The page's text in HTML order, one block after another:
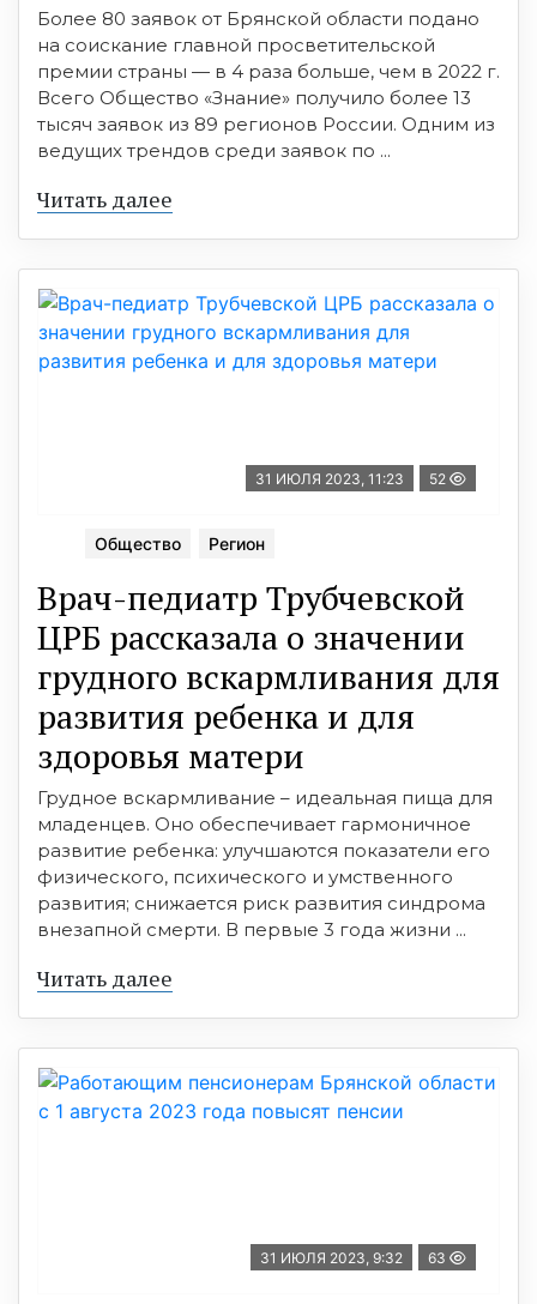
Более 80 заявок от Брянской области подано
на соискание главной просветительской
премии страны — в 4 раза больше, чем в 2022 г.
Всего Общество «Знание» получило более 13
тысяч заявок из 89 регионов России. Одним из
ведущих трендов среди заявок по ...
Читать далее
31 ИЮЛЯ 2023, 11:23 52
Общество Регион
Врач-педиатр Трубчевской
ЦРБ рассказала о значении
грудного вскармливания для
развития ребенка и для
здоровья матери
Грудное вскармливание – идеальная пища для
младенцев. Оно обеспечивает гармоничное
развитие ребенка: улучшаются показатели его
физического, психического и умственного
развития; снижается риск развития синдрома
внезапной смерти. В первые 3 года жизни ...
Читать далее
31 ИЮЛЯ 2023, 9:32 63